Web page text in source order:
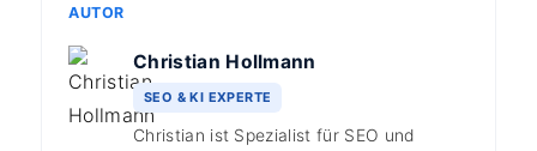
AUTOR
Christian Hollmann
SEO & KI EXPERTE
Christian ist Spezialist für SEO und